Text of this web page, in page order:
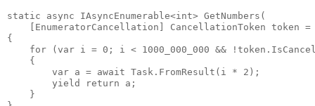
static async IAsyncEnumerable<int> GetNumbers(
[EnumeratorCancellation] CancellationToken token =
{
for (var i = 0; i < 1000_000_000 &&
    {
        var a = await Task.FromResult(i * 2);
        yield return a;
    }